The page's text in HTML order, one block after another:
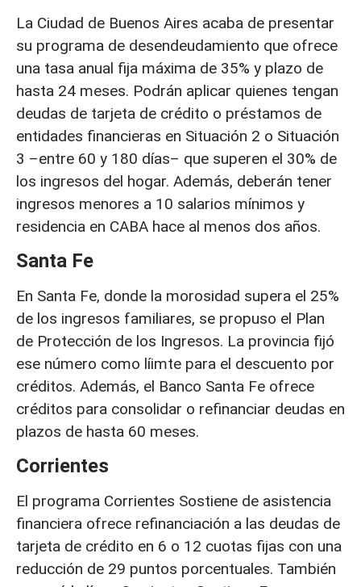
La Ciudad de Buenos Aires acaba de presentar
su programa de desendeudamiento que ofrece
una tasa anual fija máxima de 35% y plazo de
hasta 24 meses. Podrán aplicar quienes tengan
deudas de tarjeta de crédito o préstamos de
entidades financieras en Situación 2 o Situación
3 –entre 60 y 180 días– que superen el 30% de
los ingresos del hogar. Además, deberán tener
ingresos menores a 10 salarios mínimos y
residencia en CABA hace al menos dos años.
Santa Fe
En Santa Fe, donde la morosidad supera el 25%
de los ingresos familiares, se propuso el Plan
de Protección de los Ingresos. La provincia fijó
ese número como líimte para el descuento por
créditos. Además, el Banco Santa Fe ofrece
créditos para consolidar o refinanciar deudas en
plazos de hasta 60 meses.
Corrientes
El programa Corrientes Sostiene de asistencia
financiera ofrece refinanciación a las deudas de
tarjeta de crédito en 6 o 12 cuotas fijas con una
reducción de 29 puntos porcentuales. También